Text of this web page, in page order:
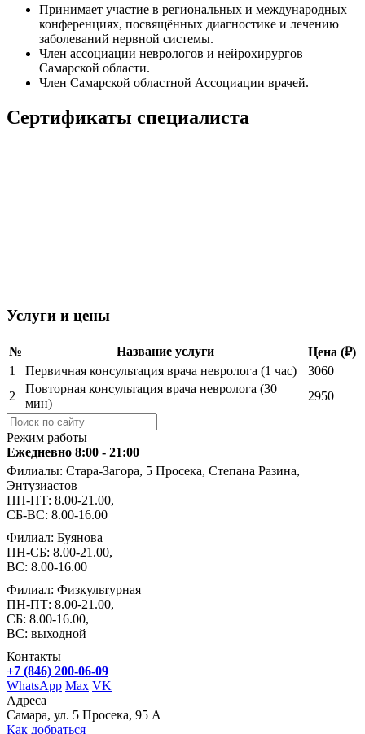
Принимает участие в региональных и международных
конференциях, посвящённых диагностике и лечению
заболеваний нервной системы.
Член ассоциации неврологов и нейрохирургов
Самарской области.
Член Самарской областной Ассоциации врачей.
Сертификаты специалиста
Услуги и цены
№ Название услуги
Цена (₽)
1
Первичная консультация врача невролога (1 час)
3060
2
Повторная консультация врача невролога (30
мин)
2950
Режим работы
Ежедневно 8:00 - 21:00
Филиалы: Стара-Загора, 5 Просека, Степана Разина,
Энтузиастов
ПН-ПТ: 8.00-21.00,
СБ-ВС: 8.00-16.00
Филиал: Буянова
ПН-СБ: 8.00-21.00,
ВС: 8.00-16.00
Филиал: Физкультурная
ПН-ПТ: 8.00-21.00,
СБ: 8.00-16.00,
ВС: выходной
Контакты
+7 (846) 200-06-09
WhatsApp Max VK
Адреса
Самара, ул. 5 Просека, 95 А
Как добраться